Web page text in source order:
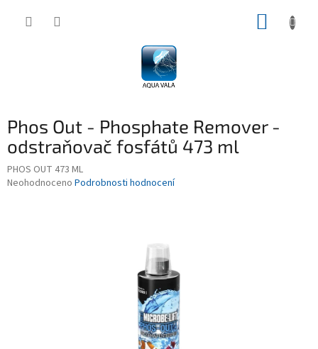
Phos Out - Phosphate Remover -
odstraňovač fosfátů 473 ml
PHOS OUT 473 ML
Průměrné
Neohodnoceno Podrobnosti hodnocení